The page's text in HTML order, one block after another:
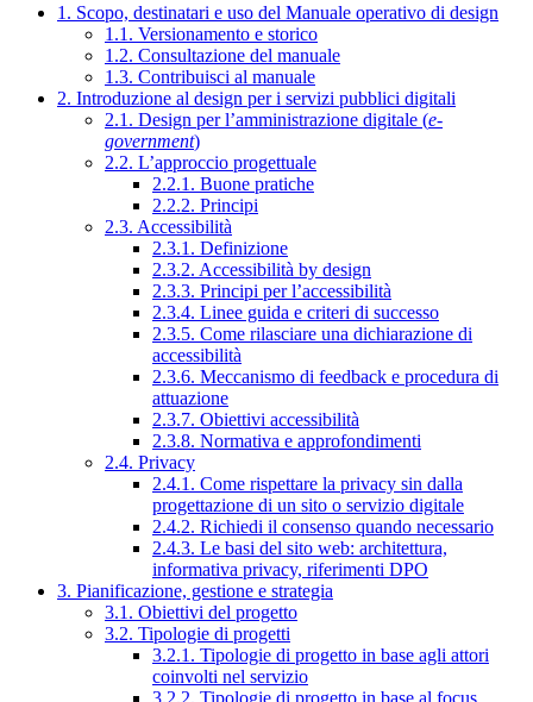
1. Scopo, destinatari e uso del Manuale operativo di design
1.1. Versionamento e storico
1.2. Consultazione del manuale
1.3. Contribuisci al manuale
2. Introduzione al design per i servizi pubblici digitali
2.1. Design per l’amministrazione digitale (e-
government)
2.2. L’approccio progettuale
2.2.1. Buone pratiche
2.2.2. Principi
2.3. Accessibilità
2.3.1. Definizione
2.3.2. Accessibilità by design
2.3.3. Principi per l’accessibilità
2.3.4. Linee guida e criteri di successo
2.3.5. Come rilasciare una dichiarazione di
accessibilità
2.3.6. Meccanismo di feedback e procedura di
attuazione
2.3.7. Obiettivi accessibilità
2.3.8. Normativa e approfondimenti
2.4. Privacy
2.4.1. Come rispettare la privacy sin dalla
progettazione di un sito o servizio digitale
2.4.2. Richiedi il consenso quando necessario
2.4.3. Le basi del sito web: architettura,
informativa privacy, riferimenti DPO
3. Pianificazione, gestione e strategia
3.1. Obiettivi del progetto
3.2. Tipologie di progetti
3.2.1. Tipologie di progetto in base agli attori
coinvolti nel servizio
3.2.2. Tipologie di progetto in base al focus